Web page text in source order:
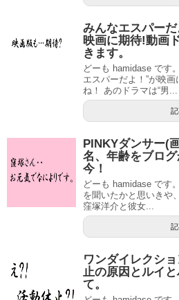
みんなエスパー
映画に期待!動画
きます。
どーも hamidase です
エスパーだよ！”が映
ね！ あのドラマは“男...
PINKYダンサー(
名、年齢をブロ
今！
どーも hamidase です
を聞いたかと思いき
窪塚洋介と彼女...
ワンダイレクシ
止の原因とルイ
て。